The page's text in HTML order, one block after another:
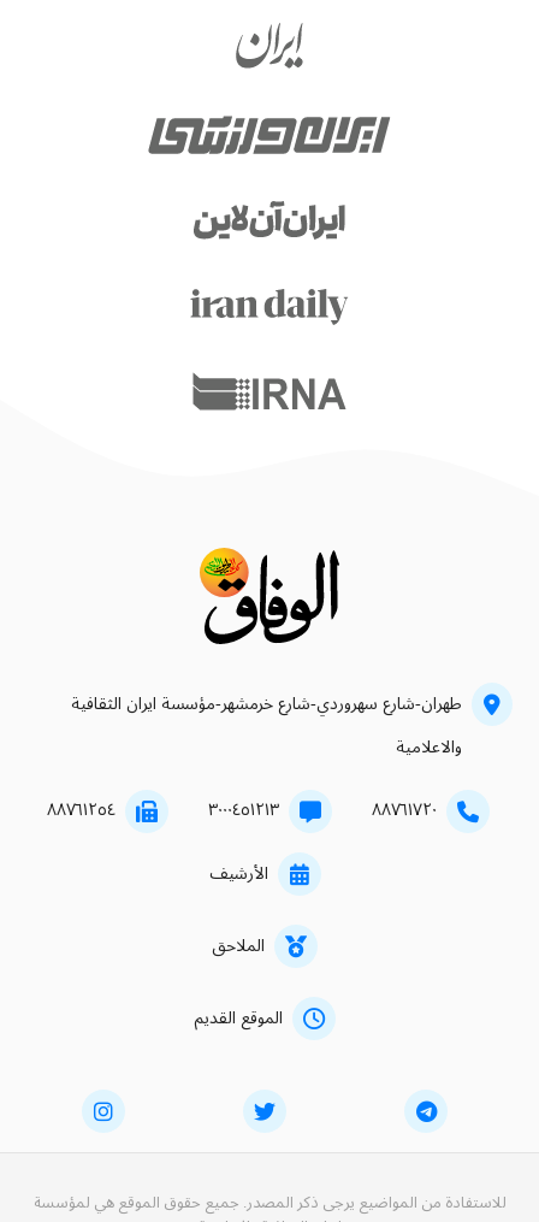
طهران-شارع سهروردي-شارع خرمشهر-مؤسسة ايران الثقافية
والاعلامية
۸۸۷٦۱۷۲۰ ۳۰۰۰٤٥۱۲۱۳ ۸۸۷٦۱۲٥٤
الأرشيف
الملاحق
الموقع القديم
للاستفادة من المواضيع يرجى ذكر المصدر. جميع حقوق الموقع هي لمؤسسة